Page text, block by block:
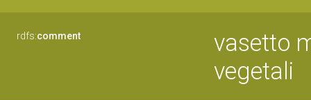
rdfs:comment
vasetto
vegetali